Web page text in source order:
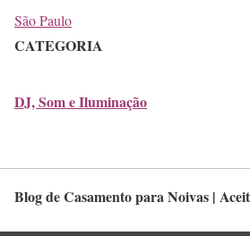
São Paulo
CATEGORIA
DJ, Som e Iluminação
Blog de Casamento para Noivas |